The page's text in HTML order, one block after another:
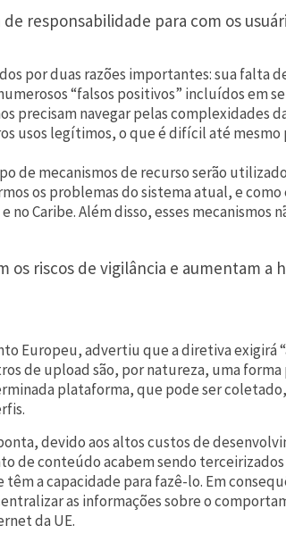
responsabilidade para com os
por duas razões importantes: sua falta
“falsos positivos” incluídos em
precisam navegar pelas complexidades
usos legítimos, o que é difícil até mesmo
de mecanismos de recurso serão
os problemas do sistema atual, e como
no Caribe. Além disso, esses mecanismos
os riscos de vigilância e aumentam a
Europeu, advertiu que a diretiva exigirá
de upload são, por natureza, uma
plataforma, que pode ser
devido aos altos custos de
de conteúdo acabem sendo terceirizados
a capacidade para fazê-lo. Em
as informações sobre o
da UE.